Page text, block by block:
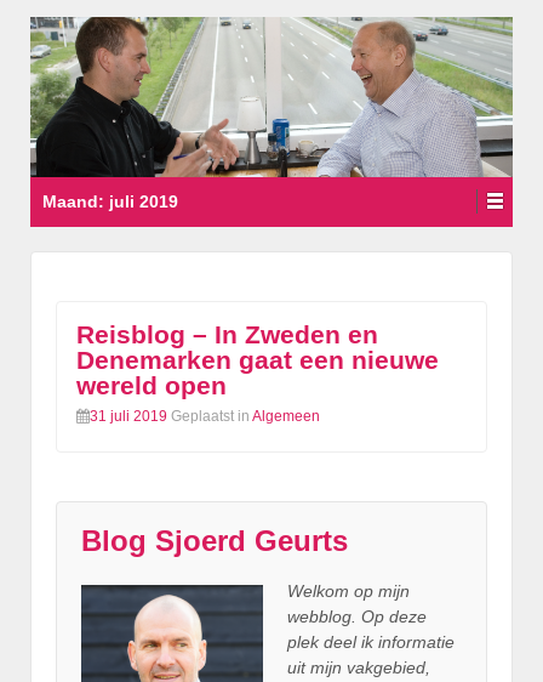
Maand: juli 2019
Reisblog – In Zweden en
Denemarken gaat een nieuwe
wereld open
31 juli 2019 Geplaatst in Algemeen
Blog Sjoerd Geurts
Welkom op mijn
webblog. Op deze
plek deel ik informatie
uit mijn vakgebied,